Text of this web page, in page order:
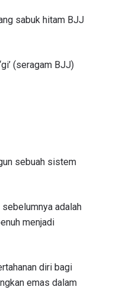
sabuk hitam BJJ
(seragam BJJ)
sebuah sistem
adalah
menjadi
diri bagi
emas dalam